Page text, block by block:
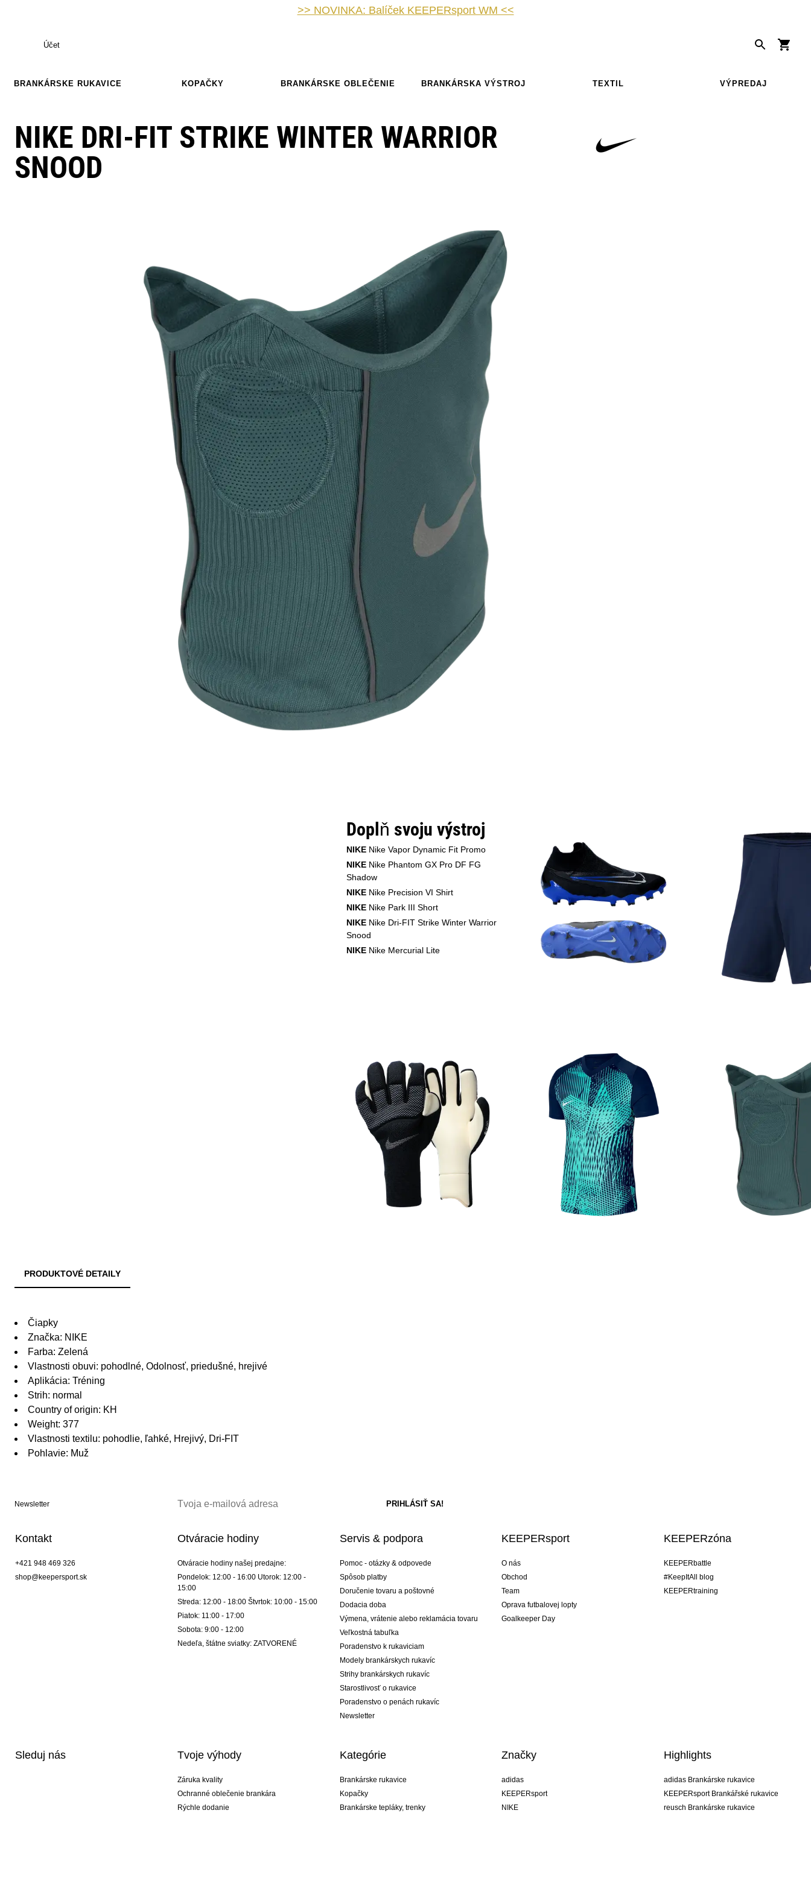
>> NOVINKA: Balíček KEEPERsport WM <<
Účet
BRANKÁRSKE RUKAVICE KOPAČKY BRANKÁRSKE OBLEČENIE BRANKÁRSKA VÝSTROJ TEXTIL VÝPREDAJ
NIKE DRI-FIT STRIKE WINTER WARRIOR
SNOOD
Doplň svoju výstroj
NIKE Nike Vapor Dynamic Fit Promo
NIKE Nike Phantom GX Pro DF FG
Shadow
NIKE Nike Precision VI Shirt
NIKE Nike Park III Short
NIKE Nike Dri-FIT Strike Winter Warrior
Snood
NIKE Nike Mercurial Lite
PRODUKTOVÉ DETAILY
Čiapky
Značka: NIKE
Farba: Zelená
Vlastnosti obuvi: pohodlné, Odolnosť, priedušné, hrejivé
Aplikácia: Tréning
Strih: normal
Country of origin: KH
Weight: 377
Vlastnosti textilu: pohodlie, ľahké, Hrejivý, Dri-FIT
Pohlavie: Muž
Newsletter
Kontakt
+421 948 469 326
shop@keepersport.sk
Otváracie hodiny
Otváracie hodiny našej predajne:
Pondelok: 12:00 - 16:00 Utorok: 12:00 -
15:00
Streda: 12:00 - 18:00 Štvrtok: 10:00 - 15:00
Piatok: 11:00 - 17:00
Sobota: 9:00 - 12:00
Nedeľa, štátne sviatky: ZATVORENÉ
Servis & podpora
Pomoc - otázky & odpovede
Spôsob platby
Doručenie tovaru a poštovné
Dodacia doba
Výmena, vrátenie alebo reklamácia tovaru
Veľkostná tabuľka
Poradenstvo k rukaviciam
Modely brankárskych rukavíc
Strihy brankárskych rukavíc
Starostlivosť o rukavice
Poradenstvo o penách rukavíc
Newsletter
KEEPERsport
O nás
Obchod
Team
Oprava futbalovej lopty
Goalkeeper Day
KEEPERzóna
KEEPERbattle
#KeepItAll blog
KEEPERtraining
Sleduj nás Tvoje výhody
Záruka kvality
Ochranné oblečenie brankára
Rýchle dodanie
Kategórie
Brankárske rukavice
Kopačky
Brankárske tepláky, trenky
Značky
adidas
KEEPERsport
NIKE
Highlights
adidas Brankárske rukavice
KEEPERsport Brankářské rukavice
reusch Brankárske rukavice